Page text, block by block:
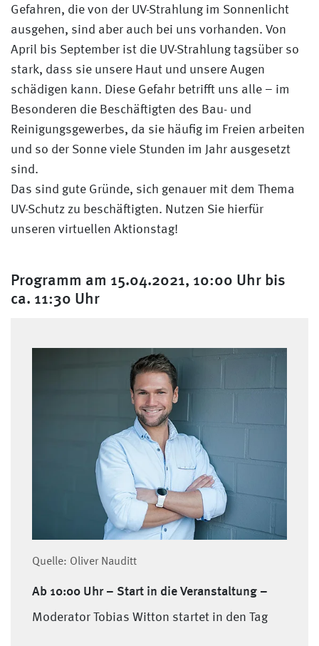
Gefahren, die von der UV-Strahlung im Sonnenlicht
ausgehen, sind aber auch bei uns vorhanden. Von
April bis September ist die UV-Strahlung tagsüber so
stark, dass sie unsere Haut und unsere Augen
schädigen kann. Diese Gefahr betrifft uns alle – im
Besonderen die Beschäftigten des Bau- und
Reinigungsgewerbes, da sie häufig im Freien arbeiten
und so der Sonne viele Stunden im Jahr ausgesetzt
sind.
Das sind gute Gründe, sich genauer mit dem Thema
UV-Schutz zu beschäftigten. Nutzen Sie hierfür
unseren virtuellen Aktionstag!
Programm am 15.04.2021, 10:00 Uhr bis
ca. 11:30 Uhr
Quelle: Oliver Nauditt
Ab 10:00 Uhr – Start in die Veranstaltung –
Moderator Tobias Witton startet in den Tag